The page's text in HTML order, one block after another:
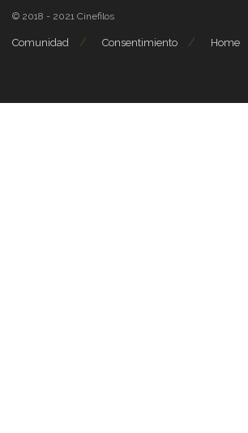
© 2018 - 2021 Cinefilos
Comunidad Consentimiento Home